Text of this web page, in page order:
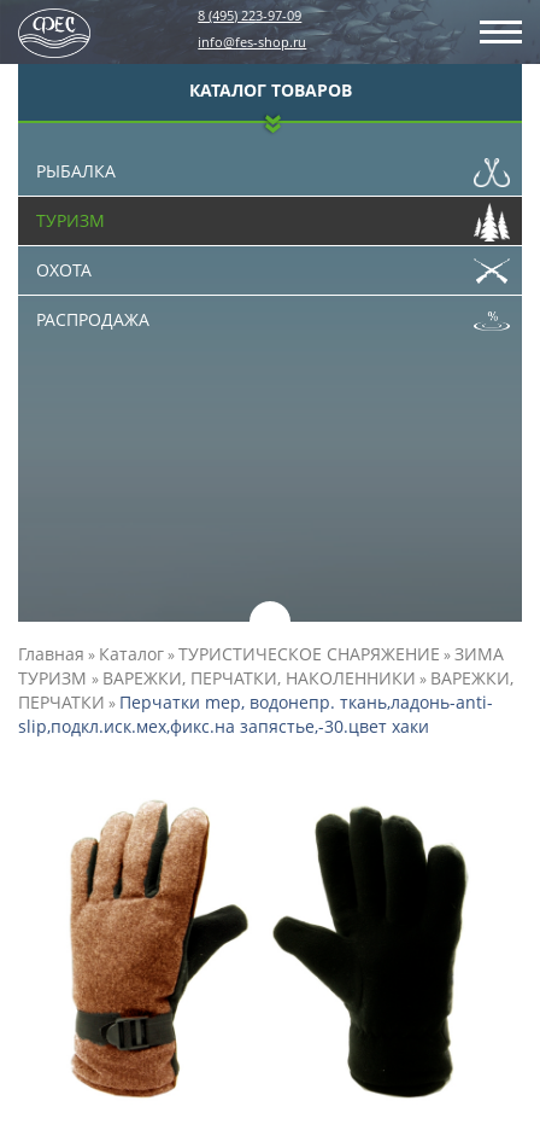
8 (495) 223-97-09
info@fes-shop.ru
КАТАЛОГ ТОВАРОВ
РЫБАЛКА
ТУРИЗМ
ОХОТА
РАСПРОДАЖА
Главная » Каталог»ТУРИСТИЧЕСКОЕ СНАРЯЖЕНИЕ »ЗИМА
ТУРИЗМ » ВАРЕЖКИ, ПЕРЧАТКИ, НАКОЛЕННИКИ » ВАРЕЖКИ,
ПЕРЧАТКИ » Перчатки mep, водонепр. ткань,ладонь-anti-
slip,подкл.иск.мех,фикс.на запястье,-30.цвет хаки